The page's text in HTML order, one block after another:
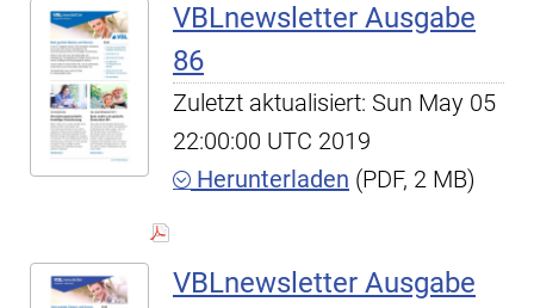
VBLnewsletter Ausgabe
86
Zuletzt aktualisiert: Sun May 05
22:00:00 UTC 2019
Herunterladen (PDF, 2 MB)
VBLnewsletter Ausgabe